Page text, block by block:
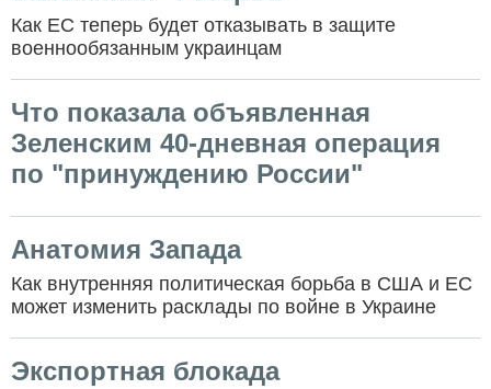
Как ЕС теперь будет отказывать в защите
военнообязанным украинцам
Что показала объявленная
Зеленским 40-дневная операция
по "принуждению России"
Анатомия Запада
Как внутренняя политическая борьба в США и ЕС
может изменить расклады по войне в Украине
Экспортная блокада